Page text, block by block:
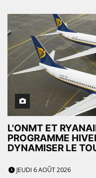
L'ONMT ET
PROGRAMME
DYNAMISER LE
JEUDI 6 AOÛT 2026